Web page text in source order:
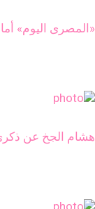
«المصرى اليوم»
هشام الجخ عن